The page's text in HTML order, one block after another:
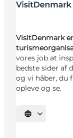
VisitDenmark
vores job at
bedste sider af
og vi håber, du
opleve og se.
Vælg sprog